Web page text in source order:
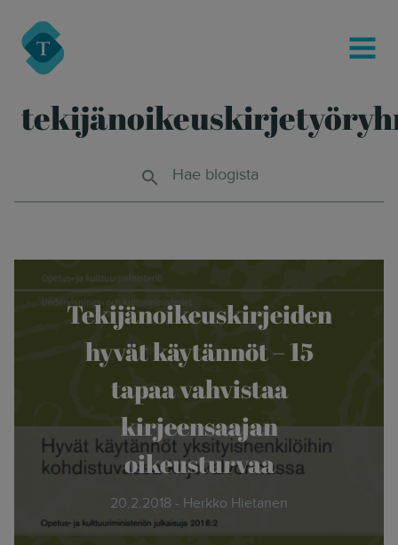
Turre Legal
MENU
Hae blogista
Tekijänoikeuskirjeiden
hyvät käytännöt – 15
tapaa vahvistaa
kirjeensaajan
oikeusturvaa
20.2.2018 - Herkko Hietanen